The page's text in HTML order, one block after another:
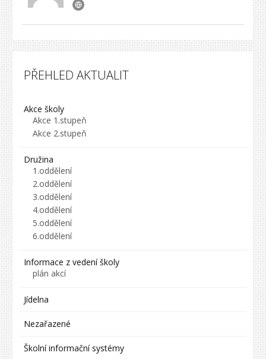
PŘEHLED AKTUALIT
Akce školy
Akce 1.stupeň
Akce 2.stupeň
Družina
1.oddělení
2.oddělení
3.oddělení
4.oddělení
5.oddělení
6.oddělení
Informace z vedení školy
plán akcí
Jídelna
Nezařazené
Školní informační systémy